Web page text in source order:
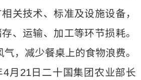
关技术、标准及设施设备，
、运输、加工等环节损耗。
气，减少餐桌上的食物浪费。
月21日二十国集团农业部长